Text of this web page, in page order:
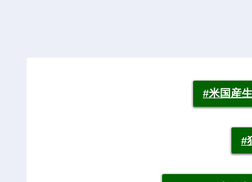
#米国産
#